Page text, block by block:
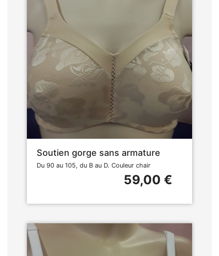
Soutien gorge sans armature
Du 90 au 105, du B au D. Couleur chair
59,00 €